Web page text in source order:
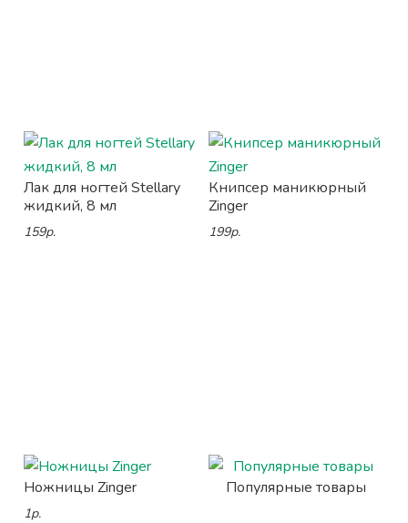
Лак для ногтей Stellary
жидкий, 8 мл
159р.
Книпсер маникюрный
Zinger
199р.
Ножницы Zinger
1р.
Популярные товары